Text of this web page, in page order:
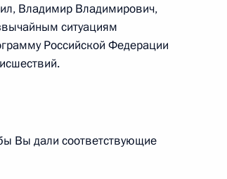
Владимир Владимирович,
ситуациям
Российской Федерации
Вы дали соответствующие